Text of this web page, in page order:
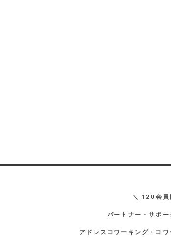
＼ 120会員
パートナー・サポ
アドレスコワーキング・コ